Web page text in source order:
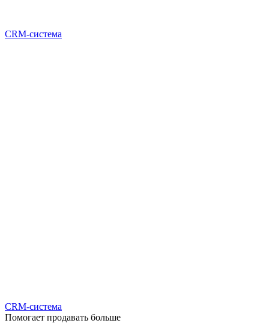
CRM-система
CRM-система
Помогает продавать больше